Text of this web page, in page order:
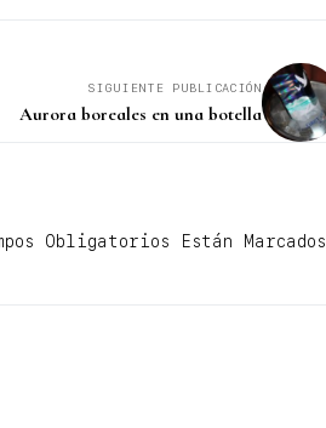
SIGUIENTE PUBLICACIÓN
Aurora boreales en una botella
Obligatorios Están Marcados